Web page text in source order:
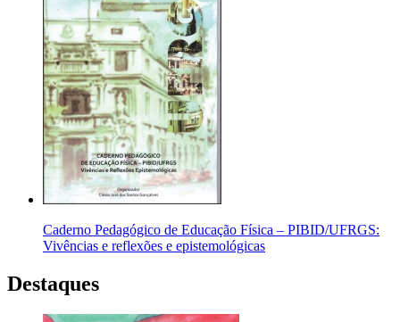
Caderno Pedagógico de Educação Física – PIBID/UFRGS:
Vivências e reflexões e epistemológicas
Destaques